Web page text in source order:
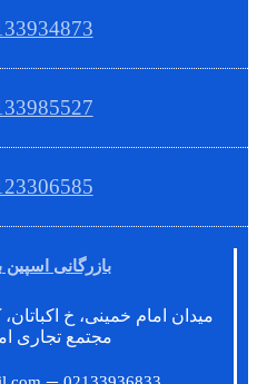
بازرگانی اسپین
میدان امام خمینی، خ
مجتمع تجاری